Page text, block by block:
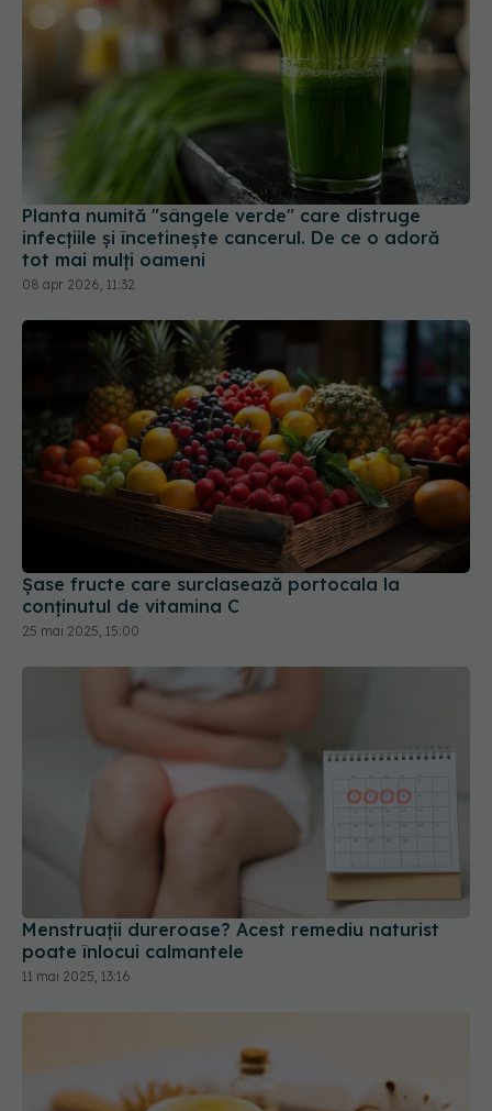
Planta numită "sângele verde" care distruge
infecțiile și încetinește cancerul. De ce o adoră
tot mai mulți oameni
08 apr 2026, 11:32
Șase fructe care surclasează portocala la
conținutul de vitamina C
25 mai 2025, 15:00
Menstruații dureroase? Acest remediu naturist
poate înlocui calmantele
11 mai 2025, 13:16